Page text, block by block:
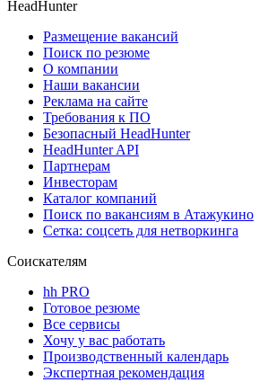
HeadHunter
Размещение вакансий
Поиск по резюме
О компании
Наши вакансии
Реклама на сайте
Требования к ПО
Безопасный HeadHunter
HeadHunter API
Партнерам
Инвесторам
Каталог компаний
Поиск по вакансиям в Атажукино
Сетка: соцсеть для нетворкинга
Соискателям
hh PRO
Готовое резюме
Все сервисы
Хочу у вас работать
Производственный календарь
Экспертная рекомендация